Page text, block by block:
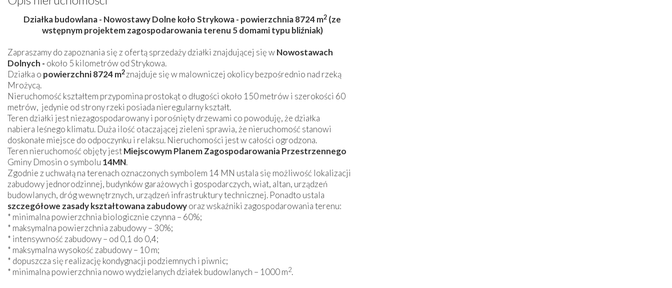
Działka budowlana - Nowostawy Dolne koło Strykowa - powierzchnia 8724 m2 (ze
wstępnym projektem zagospodarowania terenu 5 domami typu bliźniak)
Zapraszamy do zapoznania się z ofertą sprzedaży działki znajdującej się wNowostawach
Dolnych - około 5 kilometrów od Strykowa.
Działka o powierzchni 8724 m2znajduje się w malowniczej okolicy bezpośrednio nad rzeką
Mrożycą.
Nieruchomość kształtem przypomina prostokąt o długości około 150 metrów i szerokości 60
metrów, jedynie od strony rzeki posiada nieregularny kształt.
Teren działki jest niezagospodarowany i porośnięty drzewami co powoduję, że działka
nabiera leśnego klimatu. Duża ilość otaczającej zieleni sprawia, że nieruchomość stanowi
doskonałe miejsce do odpoczynku i relaksu. Nieruchomości jest w całości ogrodzona.
Teren nieruchomość objęty jestMiejscowym Planem Zagospodarowania Przestrzennego
Gminy Dmosin o symbolu 14MN.
Zgodnie z uchwałą na terenach oznaczonych symbolem 14 MN ustala się możliwość lokalizacji
zabudowy jednorodzinnej, budynków garażowych i gospodarczych, wiat, altan, urządzeń
budowlanych, dróg wewnętrznych, urządzeń infrastruktury technicznej. Ponadto ustala
szczegółowe zasady kształtowana zabudowyoraz wskaźniki zagospodarowania terenu:
* minimalna powierzchnia biologicznie czynna – 60%;
* maksymalna powierzchnia zabudowy – 30%;
* intensywność zabudowy – od 0,1 do 0,4;
* maksymalna wysokość zabudowy – 10 m;
* dopuszcza się realizację kondygnacji podziemnych i piwnic;
* minimalna powierzchnia nowo wydzielanych działek budowlanych – 1000 m2.